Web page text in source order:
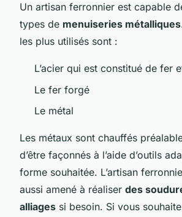
Un artisan ferronnier est capable
types de menuiseries métalliques
les plus utilisés sont :
L’acier qui est constitué de fer
Le fer forgé
Le métal
Les métaux sont chauffés
d’être façonnés à l’aide d’outils
forme souhaitée. L’artisan
aussi amené à réaliser des
alliages si besoin. Si vous